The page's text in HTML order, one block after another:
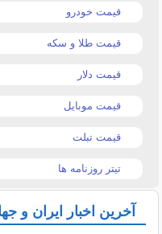
قیمت خودرو
قیمت طلا و سکه
قیمت دلار
قیمت موبایل
قیمت تبلت
تیتر روزنامه ها
آخرین اخبار ایران و